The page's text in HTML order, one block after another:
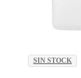
SIN STOCK